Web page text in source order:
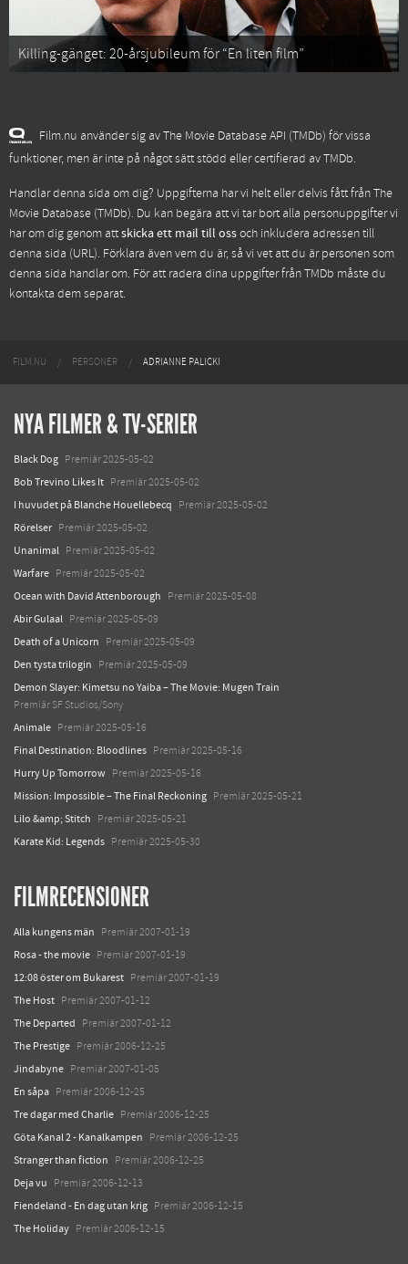
Killing-gänget: 20-årsjubileum för “En liten film”
Film.nu använder sig av The Movie Database API (TMDb) för vissa
funktioner, men är inte på något sätt stödd eller certifierad av TMDb.
Handlar denna sida om dig? Uppgifterna har vi helt eller delvis fått frånThe
Movie Database (TMDb). Du kan begära att vi tar bort alla personuppgifter vi
har om dig genom attskicka ett mail till ossoch inkludera adressen till
denna sida (URL). Förklara även vem du är, så vi vet att du är personen som
denna sida handlar om. För att radera dina uppgifter från TMDb måste du
kontakta dem separat.
FILM.NU PERSONER ADRIANNE PALICKI
NYA FILMER & TV-SERIER
Black Dog Premiär 2025-05-02
Bob Trevino Likes It Premiär 2025-05-02
I huvudet på Blanche Houellebecq Premiär 2025-05-02
Rörelser Premiär 2025-05-02
Unanimal Premiär 2025-05-02
Warfare Premiär 2025-05-02
Ocean with David Attenborough Premiär 2025-05-08
Abir Gulaal Premiär 2025-05-09
Death of a Unicorn Premiär 2025-05-09
Den tysta trilogin Premiär 2025-05-09
Demon Slayer: Kimetsu no Yaiba – The Movie: Mugen Train
Premiär SF Studios/Sony
Animale Premiär 2025-05-16
Final Destination: Bloodlines Premiär 2025-05-16
Hurry Up Tomorrow Premiär 2025-05-16
Mission: Impossible – The Final Reckoning Premiär 2025-05-21
Lilo &amp; Stitch Premiär 2025-05-21
Karate Kid: Legends Premiär 2025-05-30
FILMRECENSIONER
Alla kungens män Premiär 2007-01-19
Rosa - the movie Premiär 2007-01-19
12:08 öster om Bukarest Premiär 2007-01-19
The Host Premiär 2007-01-12
The Departed Premiär 2007-01-12
The Prestige Premiär 2006-12-25
Jindabyne Premiär 2007-01-05
En såpa Premiär 2006-12-25
Tre dagar med Charlie Premiär 2006-12-25
Göta Kanal 2 - Kanalkampen Premiär 2006-12-25
Stranger than fiction Premiär 2006-12-25
Deja vu Premiär 2006-12-13
Fiendeland - En dag utan krig Premiär 2006-12-15
The Holiday Premiär 2006-12-15